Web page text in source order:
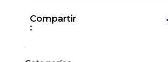
Compartir
: